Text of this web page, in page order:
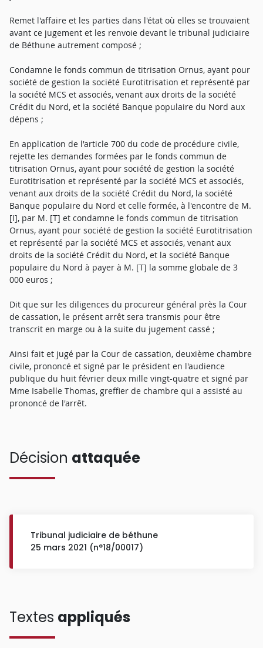
Remet l'affaire et les parties dans l'état où elles se trouvaient
avant ce jugement et les renvoie devant le tribunal judiciaire
de Béthune autrement composé ;
Condamne le fonds commun de titrisation Ornus, ayant pour
société de gestion la société Eurotitrisation et représenté par
la société MCS et associés, venant aux droits de la société
Crédit du Nord, et la société Banque populaire du Nord aux
dépens ;
En application de l'article 700 du code de procédure civile,
rejette les demandes formées par le fonds commun de
titrisation Ornus, ayant pour société de gestion la société
Eurotitrisation et représenté par la société MCS et associés,
venant aux droits de la société Crédit du Nord, la société
Banque populaire du Nord et celle formée, à l'encontre de M.
[I], par M. [T] et condamne le fonds commun de titrisation
Ornus, ayant pour société de gestion la société Eurotitrisation
et représenté par la société MCS et associés, venant aux
droits de la société Crédit du Nord, et la société Banque
populaire du Nord à payer à M. [T] la somme globale de 3
000 euros ;
Dit que sur les diligences du procureur général près la Cour
de cassation, le présent arrêt sera transmis pour être
transcrit en marge ou à la suite du jugement cassé ;
Ainsi fait et jugé par la Cour de cassation, deuxième chambre
civile, prononcé et signé par le président en l'audience
publique du huit février deux mille vingt-quatre et signé par
Mme Isabelle Thomas, greffier de chambre qui a assisté au
prononcé de l'arrêt.
Décision attaquée
Tribunal judiciaire de béthune
25 mars 2021 (n°18/00017)
Textes appliqués